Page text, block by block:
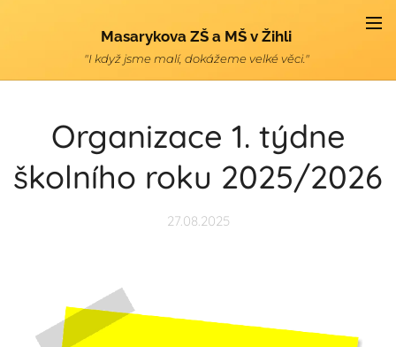
Masarykova ZŠ a MŠ v Žihli
"I když jsme malí, dokážeme velké věci."
Organizace 1. týdne
školního roku 2025/2026
27.08.2025